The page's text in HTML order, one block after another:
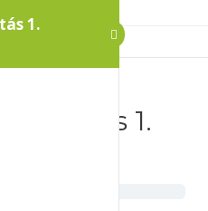
1.
1.